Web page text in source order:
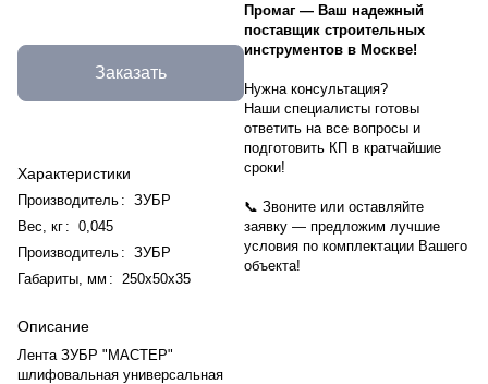
Заказать
Характеристики
Производитель : ЗУБР
Вес, кг : 0,045
Производитель : ЗУБР
Габариты, мм : 250х50х35
Описание
Лента ЗУБР "МАСТЕР"
шлифовальная универсальная
Промаг — Ваш надежный
поставщик строительных
инструментов в Москве!
Нужна консультация?
Наши специалисты готовы
ответить на все вопросы и
подготовить КП в кратчайшие
сроки!
📞 Звоните или оставляйте
заявку — предложим лучшие
условия по комплектации Вашего
объекта!